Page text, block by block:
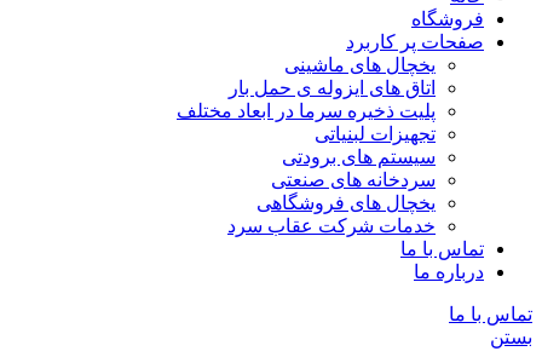
فروشگاه
صفحات پر کاربرد
یخچال های ماشینی
اتاق های ایزوله ی حمل بار
پلیت ذخیره سرما در ابعاد مختلف
تجهیزات لبنیاتی
سیستم های برودتی
سردخانه های صنعتی
یخچال های فروشگاهی
خدمات شرکت عقاب سرد
تماس با ما
درباره ما
تماس با ما
بستن